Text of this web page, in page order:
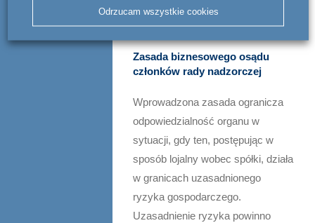
rynku regulowanym, jak i spółek
należących do grup spółek.
Zasada biznesowego osądu
członków rady nadzorczej
Wprowadzona zasada ogranicza
odpowiedzialność organu w
sytuacji, gdy ten, postępując w
sposób lojalny wobec spółki, działa
w granicach uzasadnionego
ryzyka gospodarczego.
Uzasadnienie ryzyka powinno
Odrzucam wszystkie cookies